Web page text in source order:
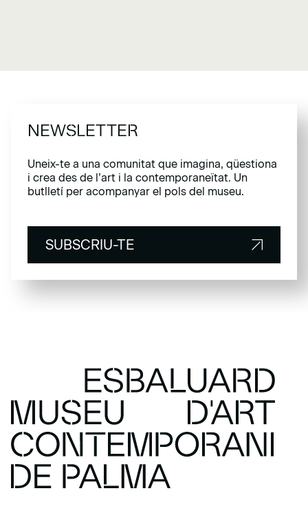
NEWSLETTER
Uneix-te a una comunitat que imagina, qüestiona
i crea des de l’art i la contemporaneïtat. Un
butlletí per acompanyar el pols del museu.
SUBSCRIU-TE
SUBSCRIU-TE